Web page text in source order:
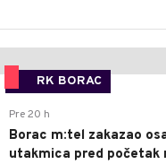
RK BORAC
Pre 20 h
Borac m:tel zakazao
utakmica pred početak